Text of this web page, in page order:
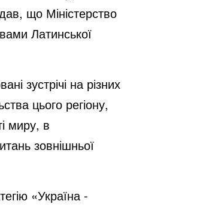
що Міністерство
Латинської
зустрічі на різних
цього регіону,
миру, в
зовнішньої
«Україна -